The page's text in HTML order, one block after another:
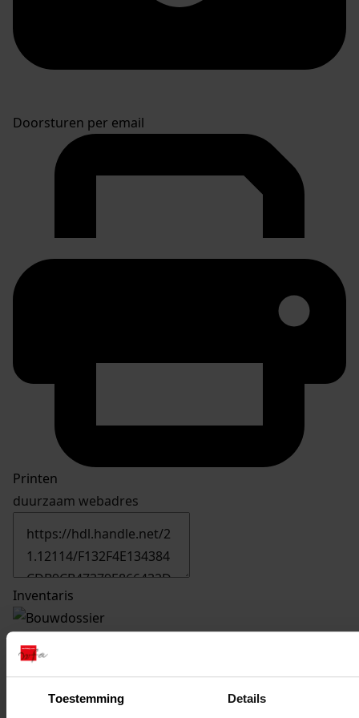
Toestemming Details
Doorsturen per email
Printen
duurzaam webadres
Inventaris
Datering
Beschrijving: